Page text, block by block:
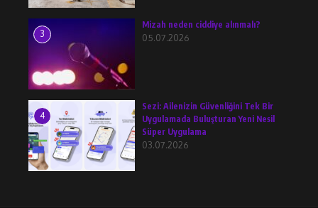
3
Mizah neden ciddiye alınmalı?
05.07.2026
4
Sezi: Ailenizin Güvenliğini Tek Bir
Uygulamada Buluşturan Yeni Nesil
Süper Uygulama
03.07.2026